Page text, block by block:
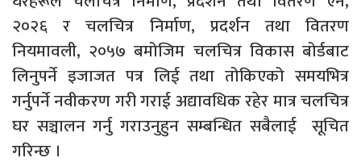
२०२६ र चलचित्र निर्माण, प्रदर्शन तथा वितरण
नियमावली, २०५७ बमोजिम चलचित्र विकास बोर्डबाट
लिनुपर्ने इजाजत पत्र लिई तथा तोकिएको समयभित्र
गर्नुपर्ने नवीकरण गरी गराई अद्यावधिक रहेर मात्र चलचित्र
घर सञ्चालन गर्नु गराउनुहुन सम्बन्धित सबैलाई सूचित
गरिन्छ ।